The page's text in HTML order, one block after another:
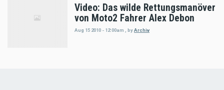
Video: Das wilde Rettungsmanöver
von Moto2 Fahrer Alex Debon
Aug 15 2010 - 12:00am byArchiv